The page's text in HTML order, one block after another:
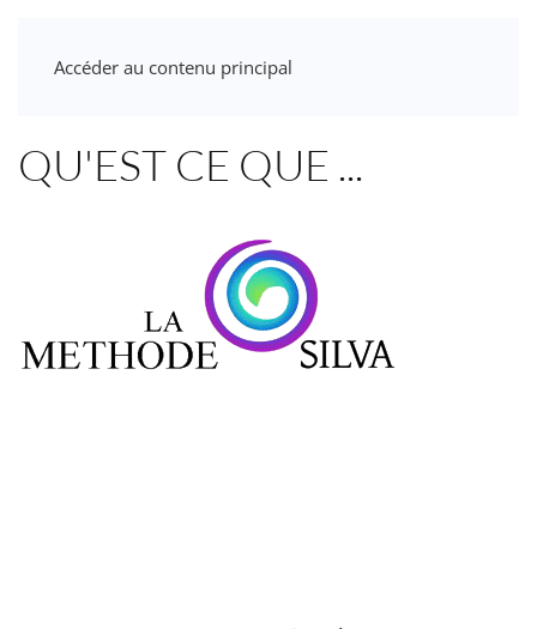
Accéder au contenu principal
QU'EST CE QUE ...